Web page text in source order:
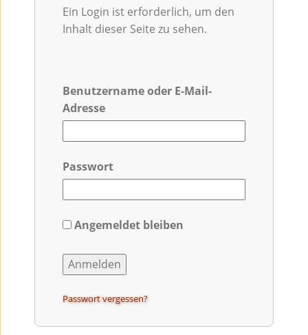
Ein Login ist erforderlich, um den
Inhalt dieser Seite zu sehen.
Benutzername oder E-Mail-
Adresse
Passwort
Angemeldet bleiben
Passwort vergessen?